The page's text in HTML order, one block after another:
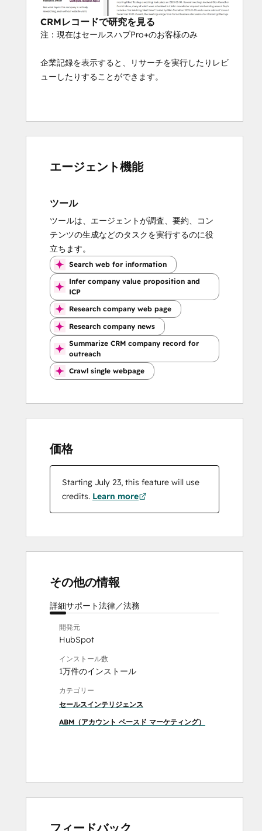
CRMレコードで研究を見る
注：現在はセールスハブPro+のお客様のみ
企業記録を表示すると、リサーチを実行したりレビ
ューしたりすることができます。
エージェント機能
ツール
ツールは、エージェントが調査、要約、コン
テンツの生成などのタスクを実行するのに役
立ちます。
Search web for information
Infer company value proposition and
ICP
Research company web page
Research company news
Summarize CRM company record for
outreach
Crawl single webpage
価格
Starting July 23, this feature will use
credits. Learn more
その他の情報
詳細サポート法律／法務
開発元
HubSpot
インストール数
1万件のインストール
カテゴリー
セールスインテリジェンス
ABM（アカウント ベースド マーケティング）
フィードバック